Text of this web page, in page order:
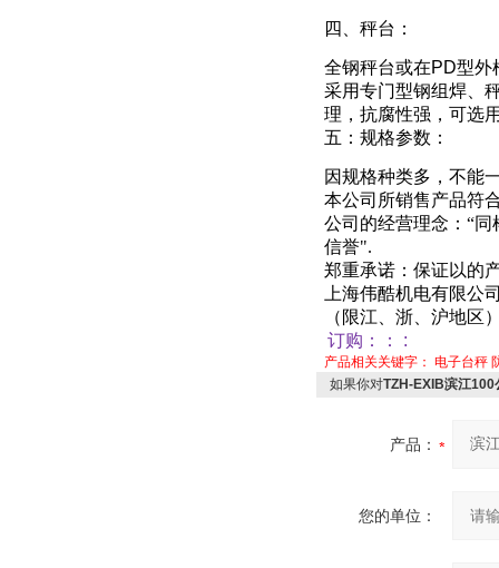
四、秤台 ：
全钢秤台或在PD型外
采用专门型钢组焊、
理，抗腐性强 ， 可选
五：规格参数：
因规格种类多，不能
本公司所销售产品符
公司的经营理念：“
信誉".
郑重承诺：保证以的
上海伟酷机电有限公
（限江、浙、沪地区
订购：
： :
产品相关关键字： 电子台秤
如果你对TZH-EXIB滨江100
产品：
您的单位：